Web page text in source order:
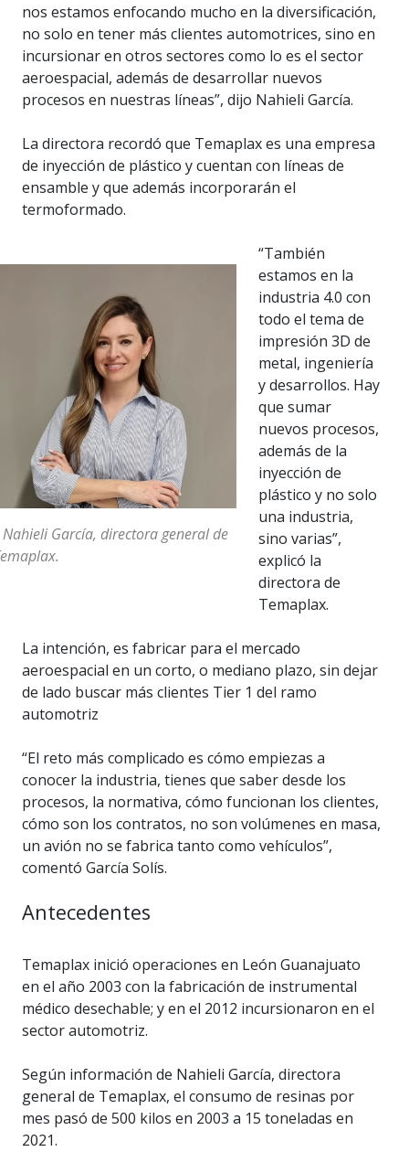
nos estamos enfocando mucho en la diversificación,
no solo en tener más clientes automotrices, sino en
incursionar en otros sectores como lo es el sector
aeroespacial, además de desarrollar nuevos
procesos en nuestras líneas”, dijo Nahieli García.
La directora recordó que Temaplax es una empresa
de inyección de plástico y cuentan con líneas de
ensamble y que además incorporarán el
termoformado.
Nahieli García, directora general de
“También
estamos en la
industria 4.0 con
todo el tema de
impresión 3D de
metal, ingeniería
y desarrollos. Hay
que sumar
nuevos procesos,
además de la
inyección de
plástico y no solo
una industria,
sino varias”,
explicó la
directora de
Temaplax.
La intención, es fabricar para el mercado
aeroespacial en un corto, o mediano plazo, sin dejar
de lado buscar más clientes Tier 1 del ramo
automotriz
“El reto más complicado es cómo empiezas a
conocer la industria, tienes que saber desde los
procesos, la normativa, cómo funcionan los clientes,
cómo son los contratos, no son volúmenes en masa,
un avión no se fabrica tanto como vehículos”,
comentó García Solís.
Antecedentes
Temaplax inició operaciones en León Guanajuato
en el año 2003 con la fabricación de instrumental
médico desechable; y en el 2012 incursionaron en el
sector automotriz.
Según información de Nahieli García, directora
general de Temaplax, el consumo de resinas por
mes pasó de 500 kilos en 2003 a 15 toneladas en
2021.